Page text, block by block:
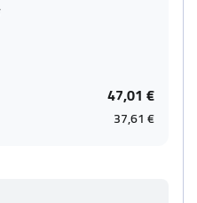
47,01 €
37,61 €